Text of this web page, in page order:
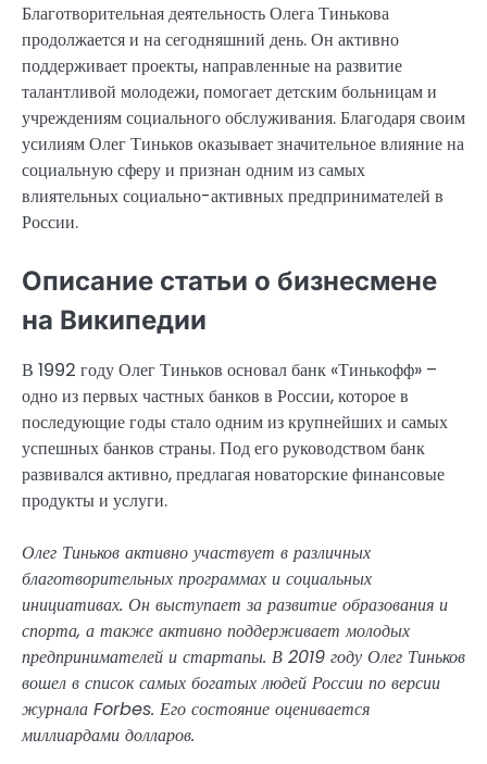
Благотворительная деятельность Олега Тинькова
продолжается и на сегодняшний день. Он активно
поддерживает проекты, направленные на развитие
талантливой молодежи, помогает детским больницам и
учреждениям социального обслуживания. Благодаря своим
усилиям Олег Тиньков оказывает значительное влияние на
социальную сферу и признан одним из самых
влиятельных социально-активных предпринимателей в
России.
Описание статьи о бизнесмене
на Википедии
В 1992 году Олег Тиньков основал банк «Тинькофф» –
одно из первых частных банков в России, которое в
последующие годы стало одним из крупнейших и самых
успешных банков страны. Под его руководством банк
развивался активно, предлагая новаторские финансовые
продукты и услуги.
Олег Тиньков активно участвует в различных
благотворительных программах и социальных
инициативах. Он выступает за развитие образования и
спорта, а также активно поддерживает молодых
предпринимателей и стартапы. В 2019 году Олег Тиньков
вошел в список самых богатых людей России по версии
журнала Forbes. Его состояние оценивается
миллиардами долларов.